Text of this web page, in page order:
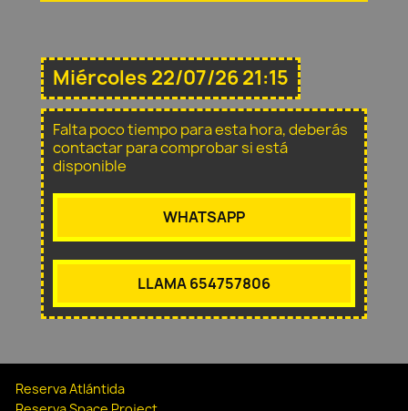
Miércoles 22/07/26 21:15
Falta poco tiempo para esta hora, deberás
contactar para comprobar si está
disponible
WHATSAPP
LLAMA 654757806
Reserva Atlántida